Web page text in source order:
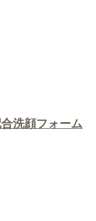
洗顔フォーム